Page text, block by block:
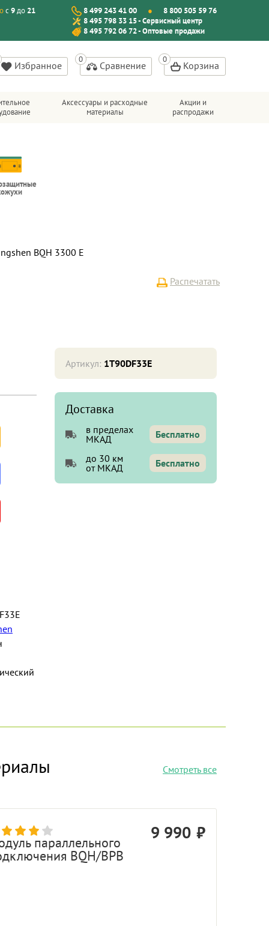
с9до 21 8 499 243 41 00
8 800 505 59 76
8 495 798 33 15 - Сервисный центр
8 495 792 06 72 - Оптовые продажи
Избранное Сравнение Корзина
Аксессуары и расходные
материалы
Акции и
распродажи
BQH 3300 E
Распечатать
Артикул: 1T90DF33E
Доставка
в пределах
МКАД
Бесплатно
до 30 км
от МКАД
Бесплатно
Смотреть все
параллельного
BQH/BPB
9 990